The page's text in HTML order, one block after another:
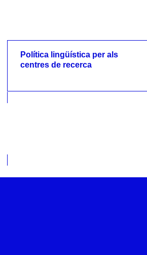
Política lingüística per als
centres de recerca